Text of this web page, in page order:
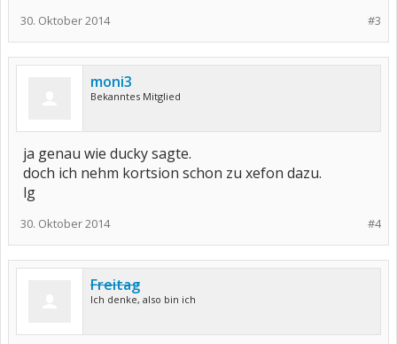
#3
30. Oktober 2014
moni3
Bekanntes Mitglied
ja genau wie ducky sagte.
doch ich nehm kortsion schon zu xefon dazu.
lg
#4
30. Oktober 2014
Freitag
Ich denke, also bin ich